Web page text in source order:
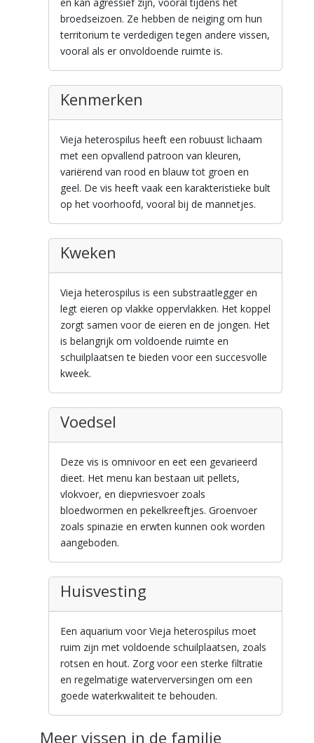
broedseizoen. Ze hebben de neiging om hun
territorium te verdedigen tegen andere vissen,
vooral als er onvoldoende ruimte is.
Kenmerken
Vieja heterospilus heeft een robuust lichaam
met een opvallend patroon van kleuren,
variërend van rood en blauw tot groen en
geel. De vis heeft vaak een karakteristieke bult
op het voorhoofd, vooral bij de mannetjes.
Kweken
Vieja heterospilus is een substraatlegger en
legt eieren op vlakke oppervlakken. Het koppel
zorgt samen voor de eieren en de jongen. Het
is belangrijk om voldoende ruimte en
schuilplaatsen te bieden voor een succesvolle
kweek.
Voedsel
Deze vis is omnivoor en eet een gevarieerd
dieet. Het menu kan bestaan uit pellets,
vlokvoer, en diepvriesvoer zoals
bloedwormen en pekelkreeftjes. Groenvoer
zoals spinazie en erwten kunnen ook worden
aangeboden.
Huisvesting
Een aquarium voor Vieja heterospilus moet
ruim zijn met voldoende schuilplaatsen, zoals
rotsen en hout. Zorg voor een sterke filtratie
en regelmatige waterverversingen om een
goede waterkwaliteit te behouden.
Meer vissen in de familie